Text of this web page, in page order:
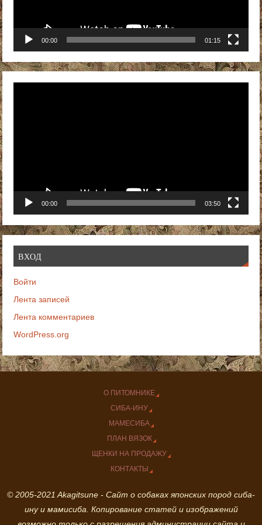
00:00 01:15
00:00 03:50
ВХОД
Войти
Лента записей
Лента комментариев
WordPress.org
О ПИТОМНИКЕ
СИБА-ИНУ
МАМЕСИБА
ПЛАН ВЯЗОК
ЩЕНКИ НА ПРОДАЖУ
КОНТАКТЫ
© 2005-2021 Akagitsune - Сайт о собаках японских пород сиба-
ину и мамисиба. Копирование статей и изображений